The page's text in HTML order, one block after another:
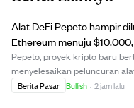
Alat DeFi Pepeto hampir
Ethereum menuju
investor awal.
Pepeto, proyek kripto baru
menyelesaikan peluncuran
prediksi harga Ethereum
Berita Pasar Bullish · 2 jam lalu